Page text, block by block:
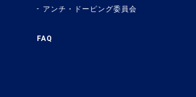
アンチ・ドーピング委員会
FAQ